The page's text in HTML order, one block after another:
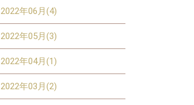
2022年06月(4)
2022年05月(3)
2022年04月(1)
2022年03月(2)